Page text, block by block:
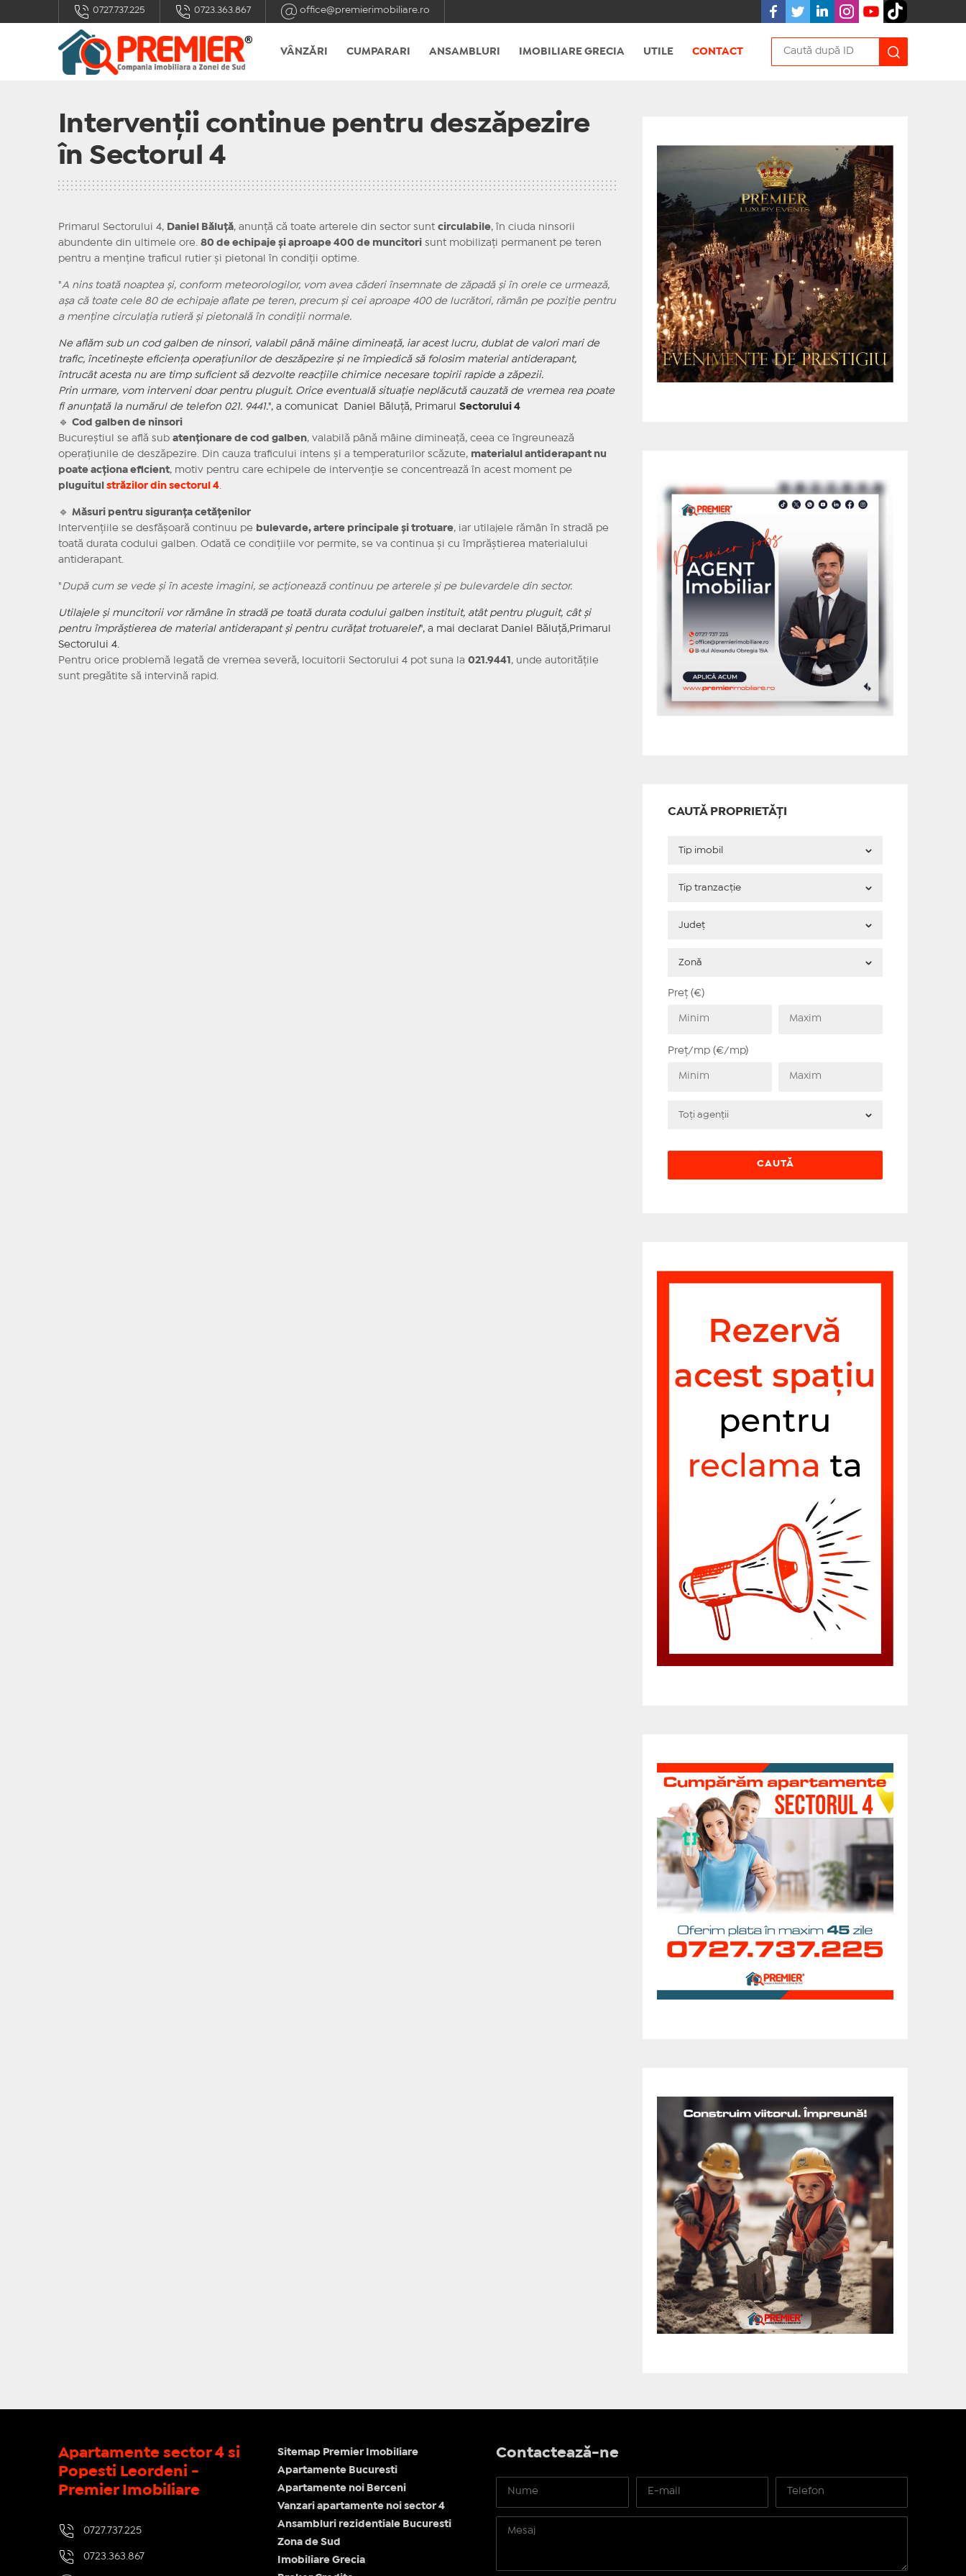
0727.737.225 0723.363.867 office@premierimobiliare.ro
VÂNZĂRI CUMPARARI ANSAMBLURI IMOBILIARE GRECIA UTILE CONTACT
Intervenții continue pentru deszăpezire
în Sectorul 4
Primarul Sectorului 4, Daniel Băluță, anunță că toate arterele din sector sunt circulabile, în ciuda ninsorii
abundente din ultimele ore. 80 de echipaje și aproape 400 de muncitorisunt mobilizați permanent pe teren
pentru a menține traficul rutier și pietonal în condiții optime.
"A nins toată noaptea și, conform meteorologilor, vom avea căderi însemnate de zăpadă și în orele ce urmează,
așa că toate cele 80 de echipaje aflate pe teren, precum și cei aproape 400 de lucrători, rămân pe poziție pentru
a menține circulația rutieră și pietonală în condiții normale.
Ne aflăm sub un cod galben de ninsori, valabil până mâine dimineață, iar acest lucru, dublat de valori mari de
trafic, încetinește eficiența operațiunilor de deszăpezire și ne împiedică să folosim material antiderapant,
întrucât acesta nu are timp suficient să dezvolte reacțiile chimice necesare topirii rapide a zăpezii.
Prin urmare, vom interveni doar pentru pluguit. Orice eventuală situație neplăcută cauzată de vremea rea poate
fi anunțată la numărul de telefon 021. 9441.", a comunicat Daniel Băluță, Primarul Sectorului 4
🔹 Cod galben de ninsori
Bucureștiul se află sub atenționare de cod galben, valabilă până mâine dimineață, ceea ce îngreunează
operațiunile de deszăpezire. Din cauza traficului intens și a temperaturilor scăzute, materialul antiderapant nu
poate acționa eficient, motiv pentru care echipele de intervenție se concentrează în acest moment pe
pluguitul străzilor din sectorul 4.
🔹 Măsuri pentru siguranța cetățenilor
Intervențiile se desfășoară continuu pe
bulevarde, artere principale și trotuare, iar utilajele rămân în stradă pe
toată durata codului galben. Odată ce condițiile vor permite, se va continua și cu împrăștierea materialului
antiderapant.
"După cum se vede și în aceste imagini, se acționează continuu pe arterele și pe bulevardele din sector.
Utilajele și muncitorii vor rămâne în stradă pe toată durata codului galben instituit, atât pentru pluguit, cât și
pentru împrăștierea de material antiderapant și pentru curățat trotuarele!", a mai declarat Daniel Băluță,Primarul
Sectorului 4.
Pentru orice problemă legată de vremea severă, locuitorii Sectorului 4 pot suna la 021.9441 , unde autoritățile
sunt pregătite să intervină rapid.
CAUTĂ PROPRIETĂȚI
Preț (€)
Preț/mp (€/mp)
Apartamente sector 4 si
Popesti Leordeni -
Premier Imobiliare
0727.737.225
0723.363.867
Sitemap Premier Imobiliare
Apartamente Bucuresti
Apartamente noi Berceni
Vanzari apartamente noi sector 4
Ansambluri rezidentiale Bucuresti
Zona de Sud
Imobiliare Grecia
Contactează-ne